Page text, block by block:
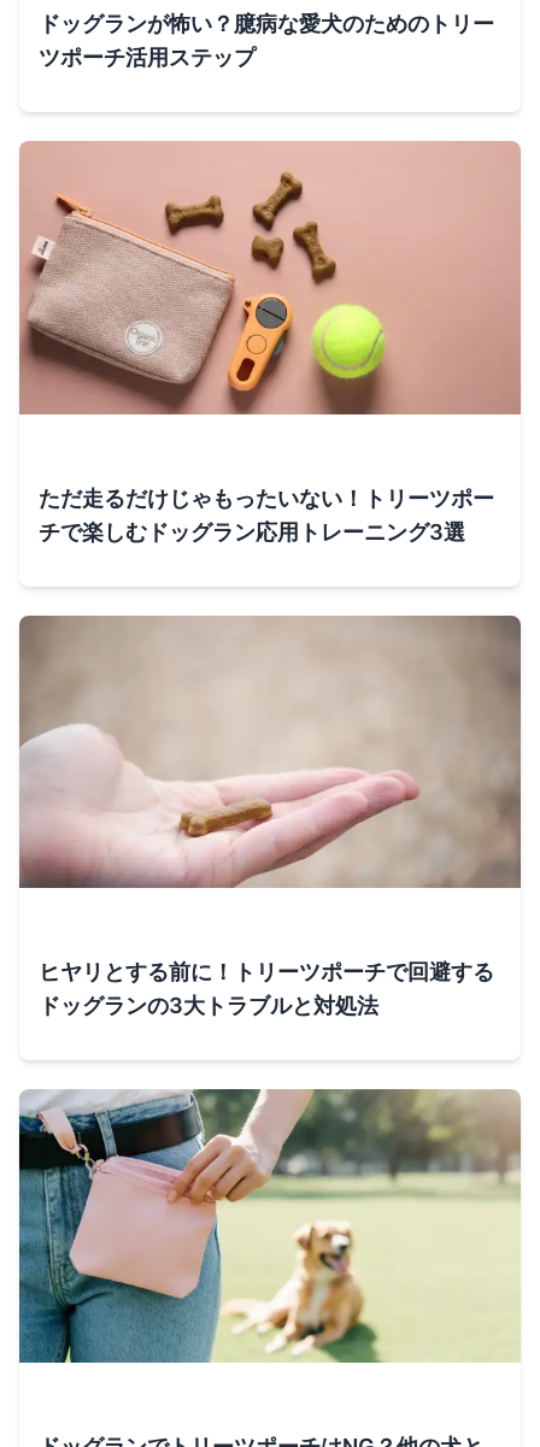
ドッグランが怖い？臆病な愛犬のためのトリー
ツポーチ活用ステップ
ただ走るだけじゃもったいない！トリーツポー
チで楽しむドッグラン応用トレーニング3選
ヒヤリとする前に！トリーツポーチで回避する
ドッグランの3大トラブルと対処法